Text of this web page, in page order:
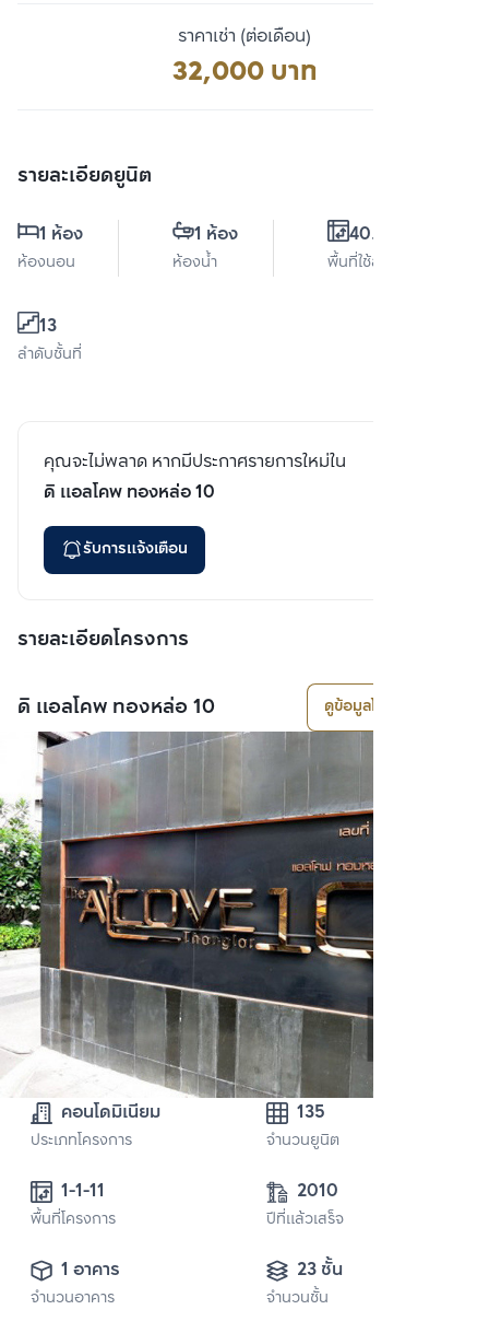
ราคาเช่า (ต่อเดือน)
32,000 บาท
รายละเอียดยูนิต
1 ห้อง
ห้องนอน
1 ห้อง
ห้องน้ำ
40.5 ตร.ม.
พื้นที่ใช้สอย
13
ลำดับชั้นที่
คุณจะไม่พลาด หากมีประกาศรายการใหม่ใน
ดิ แอลโคพ ทองหล่อ 10
รับการแจ้งเตือน
รายละเอียดโครงการ
ดิ แอลโคพ ทองหล่อ 10 ดูข้อมูลโครงการ
คอนโดมิเนียม
ประเภทโครงการ
135
จำนวนยูนิต
1-1-11
พื้นที่โครงการ
2010
ปีที่แล้วเสร็จ
1 อาคาร
จำนวนอาคาร
23 ชั้น
จำนวนชั้น